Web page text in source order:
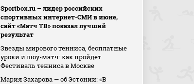
Sportbox.ru – лидер российских
спортивных интернет-СМИ в июне,
сайт «Матч ТВ» показал лучший
результат
Звезды мирового тенниса, бесплатные
уроки и шоу-матч: как пройдет
Фестиваль тенниса в Москве
Мария Захарова — об Эстонии: «В